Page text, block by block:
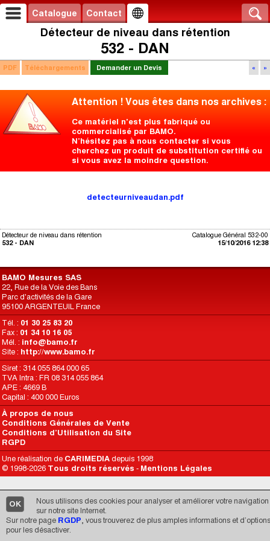
OK
Nous utilisons des cookies pour analyser et améliorer votre navigation
sur notre site Internet.
Sur notre page RGDP, vous trouverez de plus amples informations et d’options
pour les désactiver.
Catalogue Contact
Détecteur de niveau dans rétention
532 - DAN
« »
PDF Téléchargements Demander un Devis
Attention ! Vous êtes dans nos archives :
Ce matériel n'est plus fabriqué ou
commercialisé par BAMO.
N’hésitez pas à nous contacter si vous
cherchez un produit de substitution certifié ou
si vous avez la moindre question.
detecteurniveaudan.pdf
Catalogue Général 532-00
15/10/2016 12:38
Détecteur de niveau dans rétention
532 - DAN
BAMO Mesures SAS
22, Rue de la Voie des Bans
Parc d'activités de la Gare
95100 ARGENTEUIL France
Tél. : 01 30 25 83 20
Fax : 01 34 10 16 05
Mél. : info@bamo.fr
Site : http://www.bamo.fr
Siret : 314 055 864 000 65
TVA Intra : FR 08 314 055 864
APE : 4669 B
Capital : 400 000 Euros
À propos de nous
Conditions Générales de Vente
Conditions d’Utilisation du Site
RGPD
Une réalisation de CARIMEDIA depuis 1998
© 1998-2026 Tous droits réservés - Mentions Légales